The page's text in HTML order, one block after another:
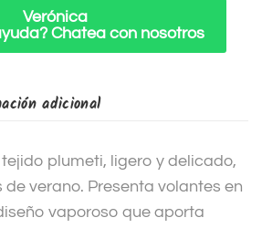
Verónica
Chatea con nosotros
adicional
plumeti, ligero y delicado,
verano. Presenta volantes en
vaporoso que aporta